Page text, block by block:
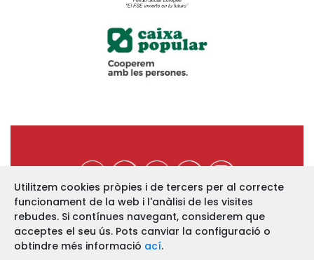
https://www.ucev.coop
C/ Arquebisbe Majoral, 11-B
46002 VALÈNCIA
Utilitzem cookies pròpies i de tercers per al correcte
funcionament de la web i l'anàlisi de les visites
rebudes. Si contínues navegant, considerem que
acceptes el seu ús. Pots canviar la configuració o
obtindre més informació ací.